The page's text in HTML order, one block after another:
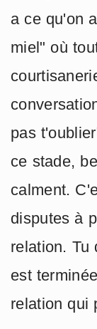
a ce qu'on
miel" où
pas
ce stade,
calment.
disputes à
relation. Tu
est
relation qui